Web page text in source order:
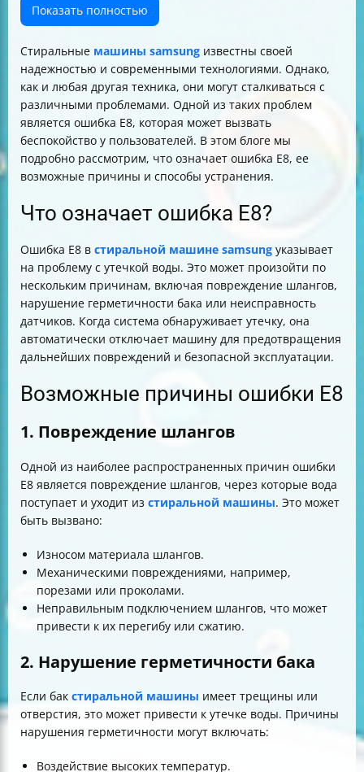
Показать полностью
Стиральные машины samsung известны своей
надежностью и современными технологиями. Однако,
как и любая другая техника, они могут сталкиваться с
различными проблемами. Одной из таких проблем
является ошибка E8, которая может вызвать
беспокойство у пользователей. В этом блоге мы
подробно рассмотрим, что означает ошибка E8, ее
возможные причины и способы устранения.
Что означает ошибка E8?
Ошибка E8 в стиральной машине samsung указывает
на проблему с утечкой воды. Это может произойти по
нескольким причинам, включая повреждение шлангов,
нарушение герметичности бака или неисправность
датчиков. Когда система обнаруживает утечку, она
автоматически отключает машину для предотвращения
дальнейших повреждений и безопасной эксплуатации.
Возможные причины ошибки E8
1. Повреждение шлангов
Одной из наиболее распространенных причин ошибки
E8 является повреждение шлангов, через которые вода
поступает и уходит из стиральной машины. Это может
быть вызвано:
Износом материала шлангов.
Механическими повреждениями, например,
порезами или проколами.
Неправильным подключением шлангов, что может
привести к их перегибу или сжатию.
2. Нарушение герметичности бака
Если бак стиральной машины имеет трещины или
отверстия, это может привести к утечке воды. Причины
нарушения герметичности могут включать:
Воздействие высоких температур.